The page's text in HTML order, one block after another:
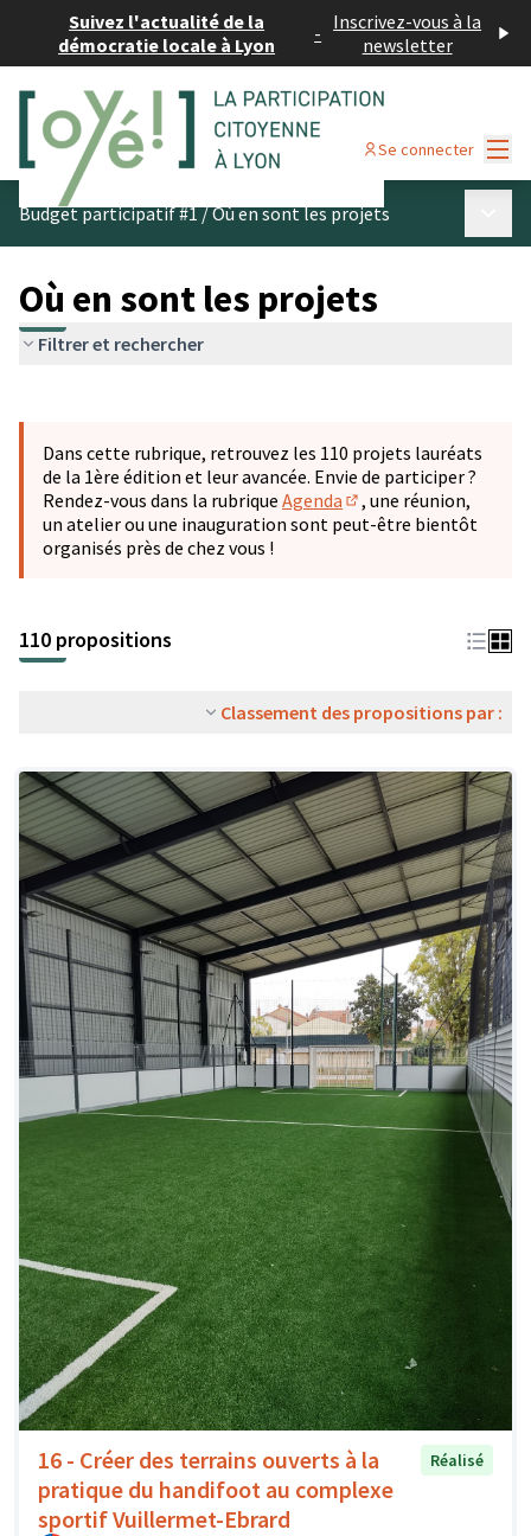
Suivez l'actualité de la
démocratie locale à Lyon
- Inscrivez-vous à la
newsletter
Se connecter
Budget participatif #1/Où en sont les projets
Où en sont les projets
Filtrer et rechercher
−
Dans cette rubrique, retrouvez les 110 projets lauréats
de la 1ère édition et leur avancée. Envie de participer ?
Rendez-vous dans la rubrique Agenda
(S'ouvre dans un
, une réunion,
un atelier ou une inauguration sont peut-être bientôt
organisés près de chez vous !
110 propositions
Classement des propositions par :
16 - Créer des terrains ouverts à la
pratique du handifoot au complexe
sportif Vuillermet-Ebrard
Réalisé